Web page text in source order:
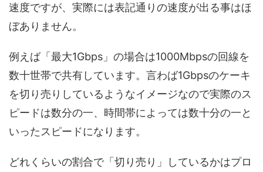
速度ですが、実際には表記通りの速度が出る事はほ
ぼありません。
例えば「最大1Gbps」の場合は1000Mbpsの回線を
数十世帯で共有しています。言わば1Gbpsのケーキ
を切り売りしているようなイメージなので実際のス
ピードは数分の一、時間帯によっては数十分の一と
いったスピードになります。
どれくらいの割合で「切り売り」しているかはプロ